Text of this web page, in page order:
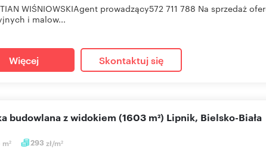
WIŚNIOWSKIAgent prowadzący572 711 788 Na sprzedaż
i malow...
Więcej Skontaktuj się
m2 293 zł/m2
budowlana z widokiem (1603 m²) Lipnik, Bielsko-Biała